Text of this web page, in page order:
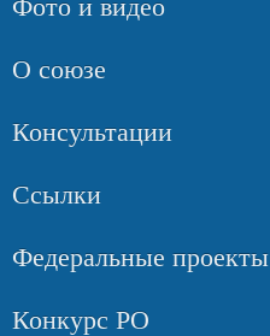
Фото и видео
О союзе
Консультации
Ссылки
Федеральные проекты
Конкурс РО